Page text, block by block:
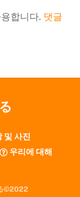
합니다. 댓글
및 사진
우리에 대해
©2022